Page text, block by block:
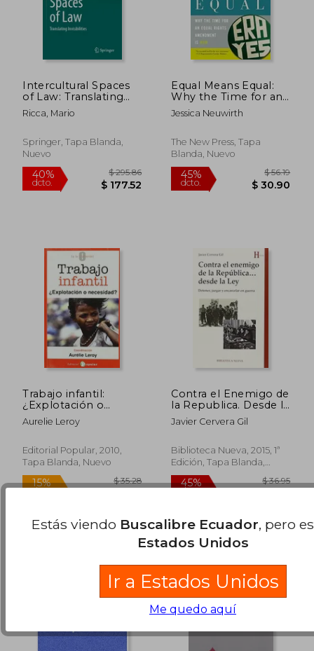
45%
dcto.
$ 100.10 45%
dcto.
45%
dcto.
40%
dcto.
Intercultural Spaces
of Law: Translating
Invisibilities (en
Inglés)
Ricca, Mario
Springer, Tapa Blanda,
Nuevo
Equal Means Equal:
Why the Time for an
Equal Rights
Amendment Is Now
Jessica Neuwirth
The New Press, Tapa
Blanda, Nuevo
Trabajo infantil:
¿Explotación o
necesidad? (0 a la
izquierda)
Aurelie Leroy
Editorial Popular, 2010,
Tapa Blanda, Nuevo
Contra el Enemigo de
la Republica. Desde la
Leyy
Javier Cervera Gil
Biblioteca Nueva, 2015, 1ª
Edición, Tapa Blanda,
Usado
Estás viendo Buscalibre Ecuador, pero
Estados Unidos
Ir a Estados Unidos
Me quedo aquí